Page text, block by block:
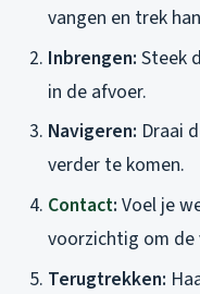
vangen en trek
Inbrengen: Steek
in de afvoer.
Navigeren: Draai
verder te komen.
Contact: Voel je
voorzichtig om de
Terugtrekken: